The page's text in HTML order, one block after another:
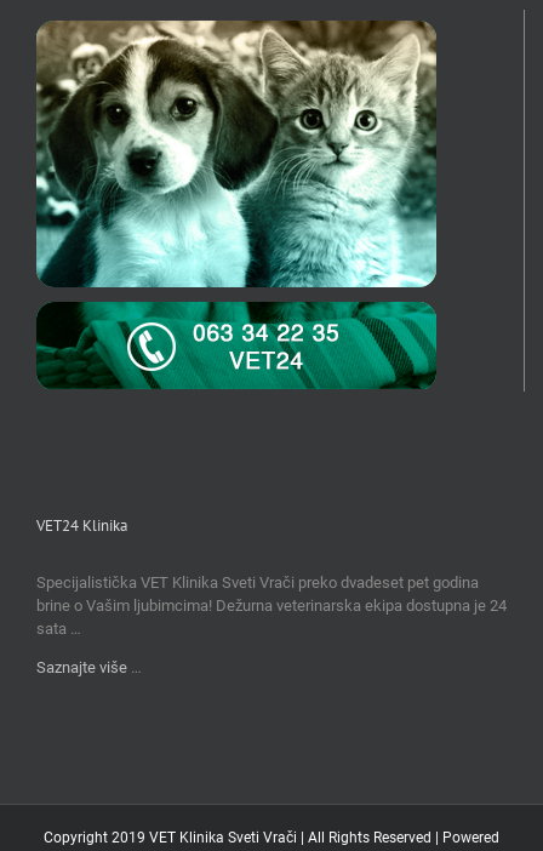
VET24 Klinika
Specijalistička VET Klinika Sveti Vrači preko dvadeset pet godina
brine o Vašim ljubimcima! Dežurna veterinarska ekipa dostupna je 24
sata …
Saznajte više …
Copyright 2019 VET Klinika Sveti Vrači | All Rights Reserved | Powered